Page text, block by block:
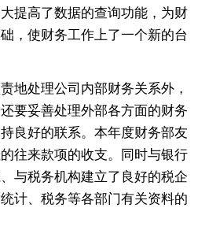
提高了数据的查询功能，为财
，使财务工作上了一个新的台
地处理公司内部财务关系外，
要妥善处理外部各方面的财务
良好的联系。本年度财务部友
往来款项的收支。同时与银行
与税务机构建立了良好的税企
计、税务等各部门有关资料的